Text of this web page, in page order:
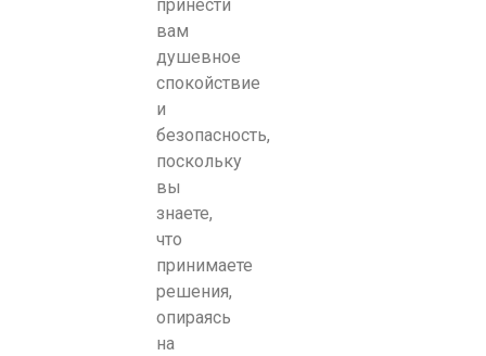
принести
вам
душевное
спокойствие
и
безопасность,
поскольку
вы
знаете,
что
принимаете
решения,
опираясь
на